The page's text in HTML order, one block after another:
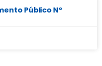
Público Nº